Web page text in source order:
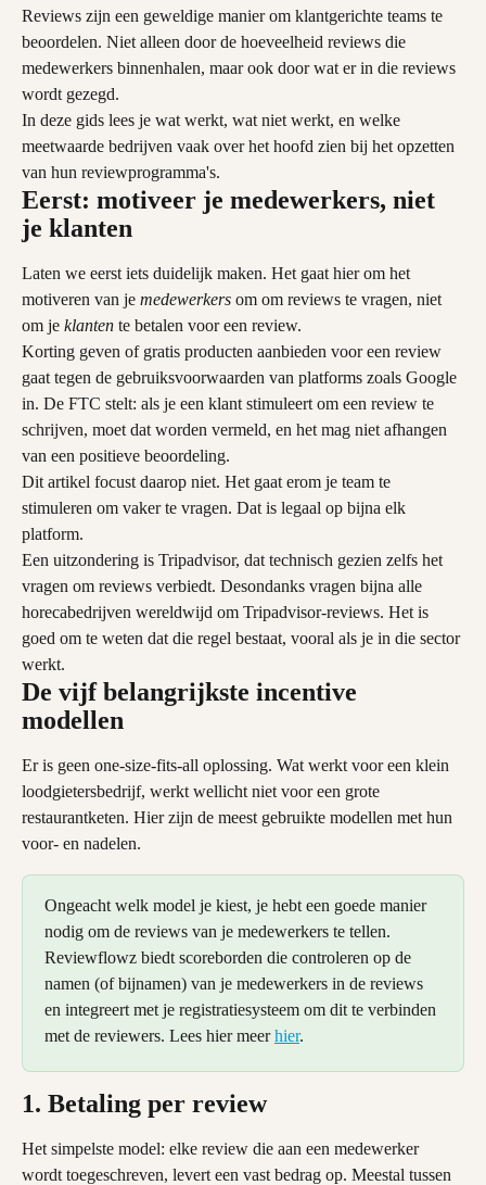
Reviews zijn een geweldige manier om klantgerichte teams te
beoordelen. Niet alleen door de hoeveelheid reviews die
medewerkers binnenhalen, maar ook door wat er in die reviews
wordt gezegd.
In deze gids lees je wat werkt, wat niet werkt, en welke
meetwaarde bedrijven vaak over het hoofd zien bij het opzetten
van hun reviewprogramma's.
Eerst: motiveer je medewerkers, niet
je klanten
Laten we eerst iets duidelijk maken. Het gaat hier om het
motiveren van je medewerkers om om reviews te vragen, niet
om je klanten te betalen voor een review.
Korting geven of gratis producten aanbieden voor een review
gaat tegen de gebruiksvoorwaarden van platforms zoals Google
in. De FTC stelt: als je een klant stimuleert om een review te
schrijven, moet dat worden vermeld, en het mag niet afhangen
van een positieve beoordeling.
Dit artikel focust daarop niet. Het gaat erom je team te
stimuleren om vaker te vragen. Dat is legaal op bijna elk
platform.
Een uitzondering is Tripadvisor, dat technisch gezien zelfs het
vragen om reviews verbiedt. Desondanks vragen bijna alle
horecabedrijven wereldwijd om Tripadvisor-reviews. Het is
goed om te weten dat die regel bestaat, vooral als je in die sector
werkt.
De vijf belangrijkste incentive
modellen
Er is geen one-size-fits-all oplossing. Wat werkt voor een klein
loodgietersbedrijf, werkt wellicht niet voor een grote
restaurantketen. Hier zijn de meest gebruikte modellen met hun
voor- en nadelen.
Ongeacht welk model je kiest, je hebt een goede manier
nodig om de reviews van je medewerkers te tellen.
Reviewflowz biedt scoreborden die controleren op de
namen (of bijnamen) van je medewerkers in de reviews
en integreert met je registratiesysteem om dit te verbinden
met de reviewers. Lees hier meer hier.
1. Betaling per review
Het simpelste model: elke review die aan een medewerker
wordt toegeschreven, levert een vast bedrag op. Meestal tussen